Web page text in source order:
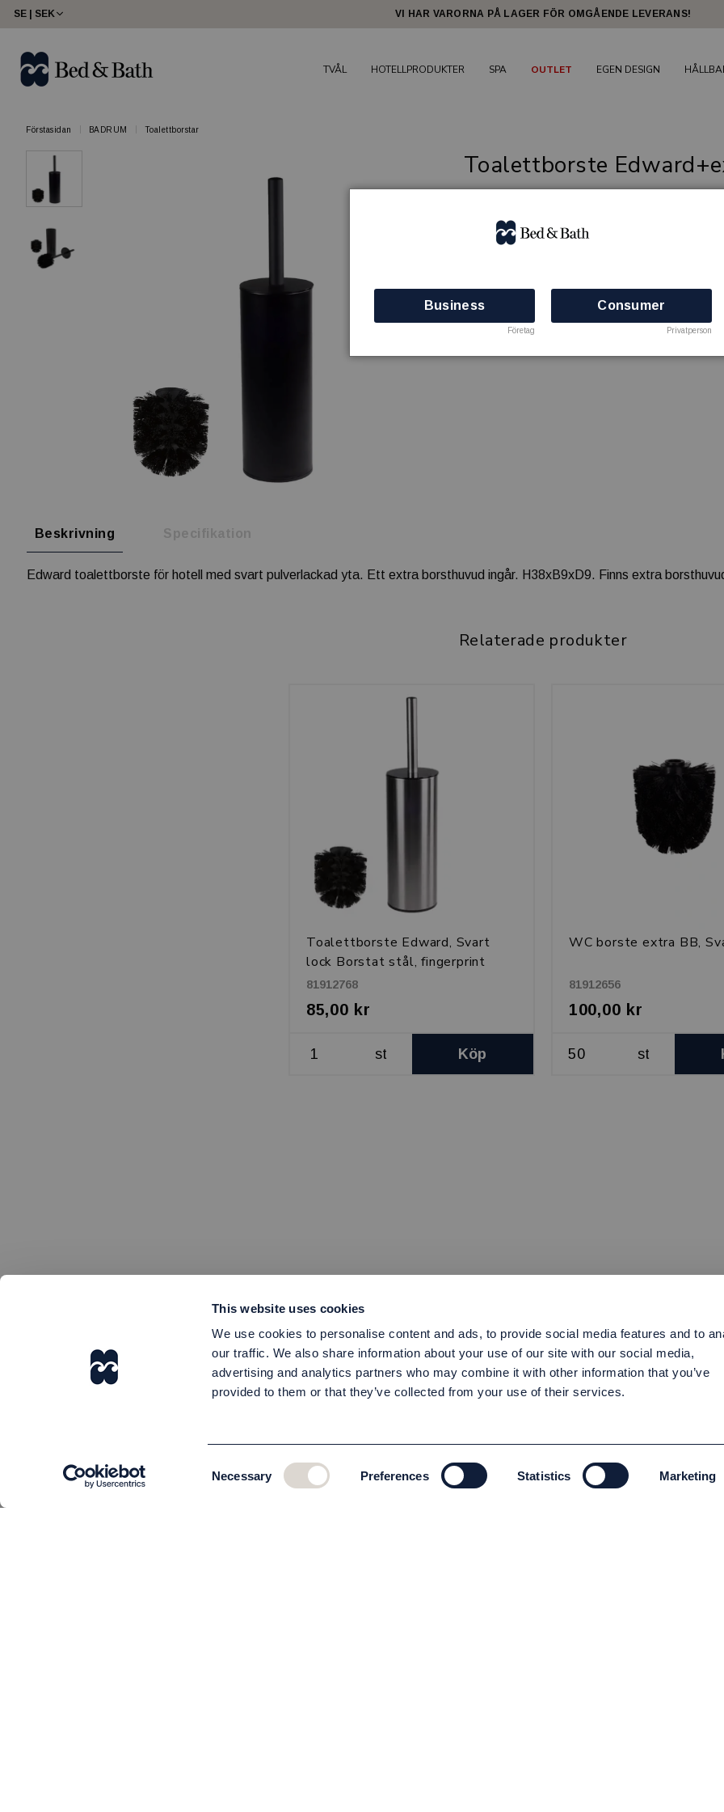
This website uses cookies
We use cookies to personalise content and ads, to provide social media features and to
our traffic. We also share information about your use of our site with our social media,
advertising and analytics partners who may combine it with other information that you’ve
provided to them or that they’ve collected from your use of their services.
Selection
Necessary Preferences Statistics Marketing
SE | SEK VI HAR VARORNA PÅ LAGER FÖR OMGÅENDE LEVERANS!
TVÅL HOTELLPRODUKTER SPA OUTLET EGEN DESIGN
Förstasidan BADRUM Toalettborstar
Toalettborste
EDWARD
Artikelnr: 81912772
Finns i lager
Beskrivning Specifikation
Edward toalettborste för hotell med svart pulverlackad yta. Ett extra borsthuvud ingår. H38xB9xD9. Finns extra
Relaterade produkter
Toalettborste Edward, Svart
lock Borstat stål, fingerprint
proof
81912768
85,00 kr
st Köp
WC borste extra BB,
81912656
100,00 kr
st
Business
Företag
Consumer
Privatperson